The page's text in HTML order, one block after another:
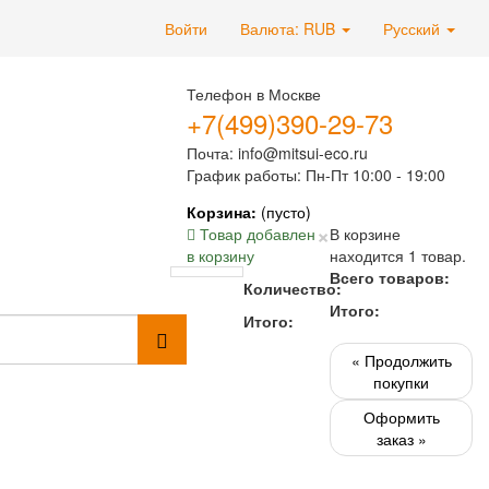
Войти Валюта: RUB Русский
Телефон в Москве
+7(499)390-29-73
Почта: info@mitsui-eco.ru
График работы: Пн-Пт 10:00 - 19:00
Корзина: (пусто)
×
Товар добавлен
в корзину
Количество:
Итого:
В корзине
находится 1 товар.
Всего товаров:
Итого:
« Продолжить
покупки
Оформить
заказ »